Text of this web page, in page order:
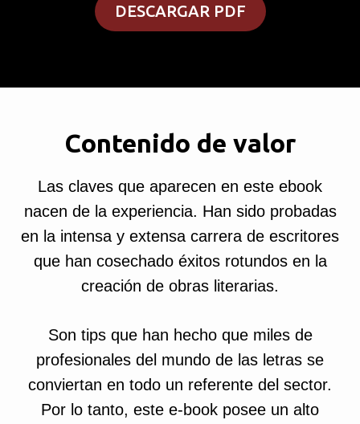
DESCARGAR PDF
Contenido de valor
Las claves que aparecen en este ebook
nacen de la experiencia. Han sido probadas
en la intensa y extensa carrera de escritores
que han cosechado éxitos rotundos en la
creación de obras literarias.
Son tips que han hecho que miles de
profesionales del mundo de las letras se
conviertan en todo un referente del sector.
Por lo tanto, este e-book posee un alto